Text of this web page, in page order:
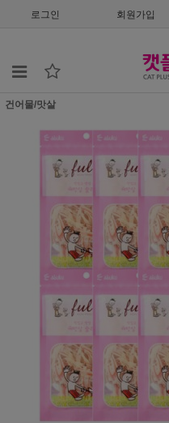
로그인 회원가입
건어물/맛살